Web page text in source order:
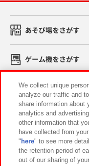
あそび場をさがす
ゲーム機をさがす
スマホ・PCであそぶ
イベント・キャンペ
関連会社 サ
We collect unique
analyze our traffic and
share information about
analytics and
other information that
have collected from
" here" to see more
the retention period of
out of our sharing of